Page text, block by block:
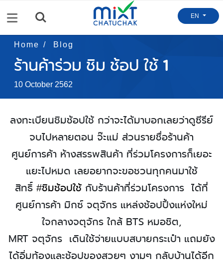
EN
Home Blog
ร้านค้าร่วม ชิม ช้อป ใช้ 1
10 October 2562
ลงทะเบียนชิมช้อปใช้ กว่าจะได้มาบอกเลยว่าดูซีรีย์
จบไปหลายตอน จ๊ะแม่ ส่วนรายชื่อร้านค้า
ศูนย์การค้า ห้างสรรพสินค้า ที่ร่วมโครงการก็เยอะ
แยะไปหมด เลยอยากจะขอชวนทุกคนมาใช้
สิทธิ์ #ชิมช้อปใช้ กับร้านค้าที่ร่วมโครงการ ได้ที่
ศูนย์การค้า มิกซ์ จตุจักร แหล่งช้อปปิ้งแห่งใหม่
ใจกลางจตุจักร ใกล้ BTSหมอชิต,
MRTจตุจักร เดินใช้จ่ายแบบสบายกระเป๋า แถมยัง
ได้อิ่มท้องและช้อปของสวยๆ งามๆ กลับบ้านได้อีก